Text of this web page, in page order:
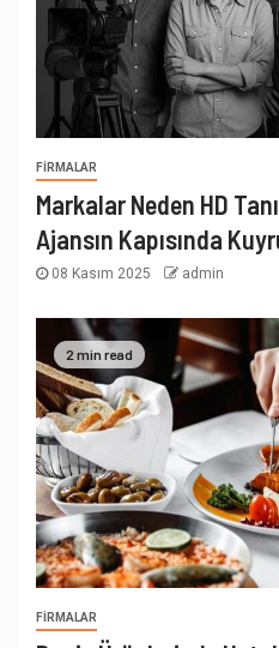
FIRMALAR
Markalar Neden HD
Ajansın Kapısında
08 Kasım 2025 admin
2 min read
FIRMALAR